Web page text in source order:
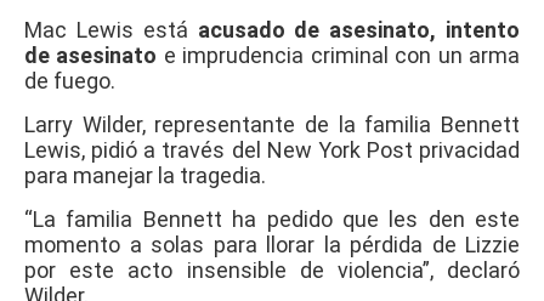
Mac Lewis está acusado de asesinato, intento
de asesinato e imprudencia criminal con un arma
de fuego.
Larry Wilder, representante de la familia Bennett
Lewis, pidió a través del New York Post privacidad
para manejar la tragedia.
“La familia Bennett ha pedido que les den este
momento a solas para llorar la pérdida de Lizzie
por este acto insensible de violencia”, declaró
Wilder.